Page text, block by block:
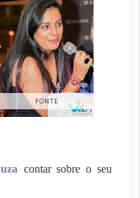
FONTE
contar sobre o seu